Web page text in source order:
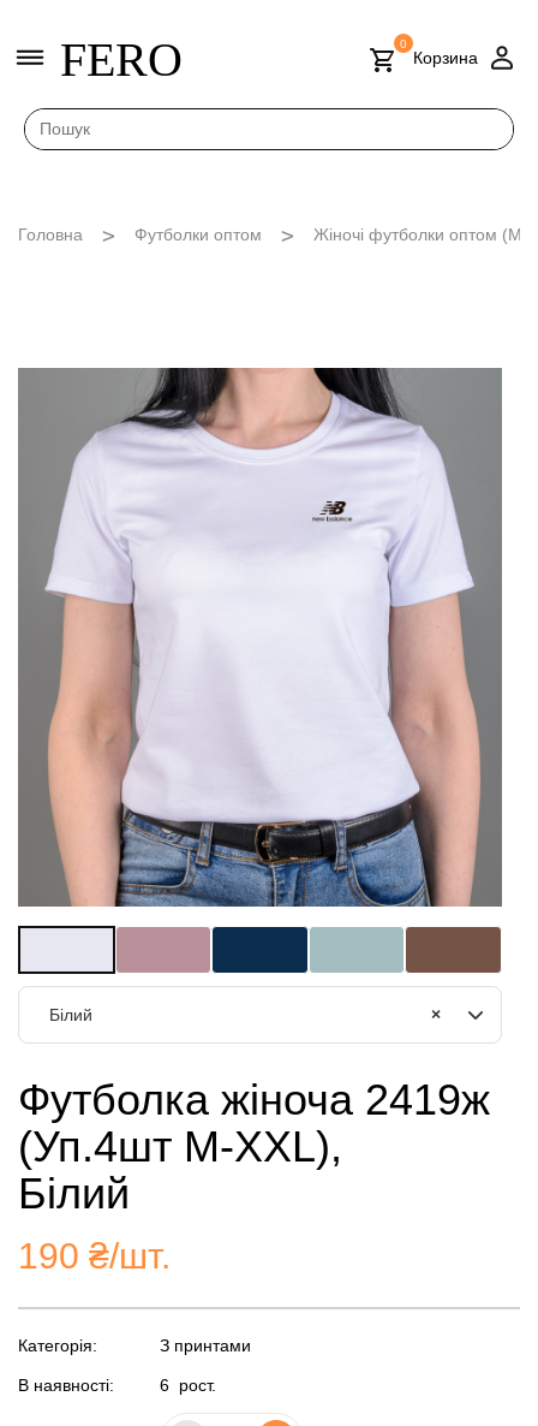
FERO 0
Корзина
Головна Футболки оптом Жіночі футболки оптом (M -
×
Білий
Футболка жіноча 2419ж
(Уп.4шт M-XXL),
Білий
190 ₴/шт.
Категорія: З принтами
В наявності: 6 рост.